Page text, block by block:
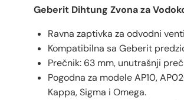
Geberit Dihtung Zvona za
Ravna zaptivka za odvodni
Kompatibilna sa Geberit
Prečnik: 63 mm, unutrašnji
Pogodna za modele AP10,
Kappa, Sigma i Omega.